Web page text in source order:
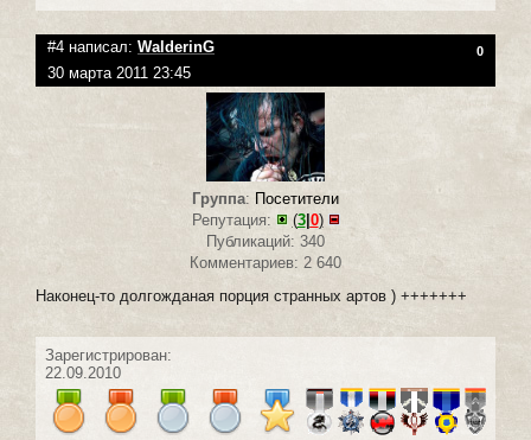
#4 написал: WalderinG 0
30 марта 2011 23:45
Группа: Посетители
Репутация:
(3| 0)
Публикаций: 340
Комментариев: 2 640
Наконец-то долгожданая порция странных артов ) +++++++
Зарегистрирован:
22.09.2010